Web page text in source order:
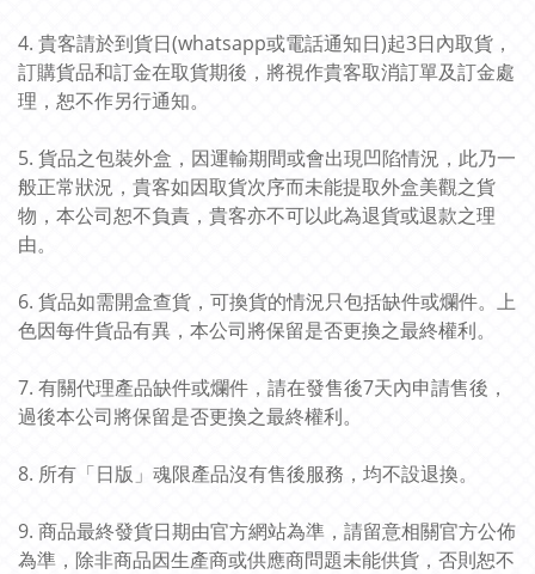
4. 貴客請於到貨日(whatsapp或電話通知日)起3日內取貨，
訂購貨品和訂金在取貨期後，將視作貴客取消訂單及訂金處
理，恕不作另行通知。
5. 貨品之包裝外盒，因運輸期間或會出現凹陷情況，此乃一
般正常狀況，貴客如因取貨次序而未能提取外盒美觀之貨
物，本公司恕不負責，貴客亦不可以此為退貨或退款之理
由。
6. 貨品如需開盒查貨，可換貨的情況只包括缺件或爛件。上
色因每件貨品有異，本公司將保留是否更換之最終權利。
7. 有關代理產品缺件或爛件，請在發售後7天內申請售後，
過後本公司將保留是否更換之最終權利。
8. 所有「日版」魂限產品沒有售後服務，均不設退換。
9. 商品最終發貨日期由官方網站為準，請留意相關官方公佈
為準，除非商品因生產商或供應商問題未能供貨，否則恕不